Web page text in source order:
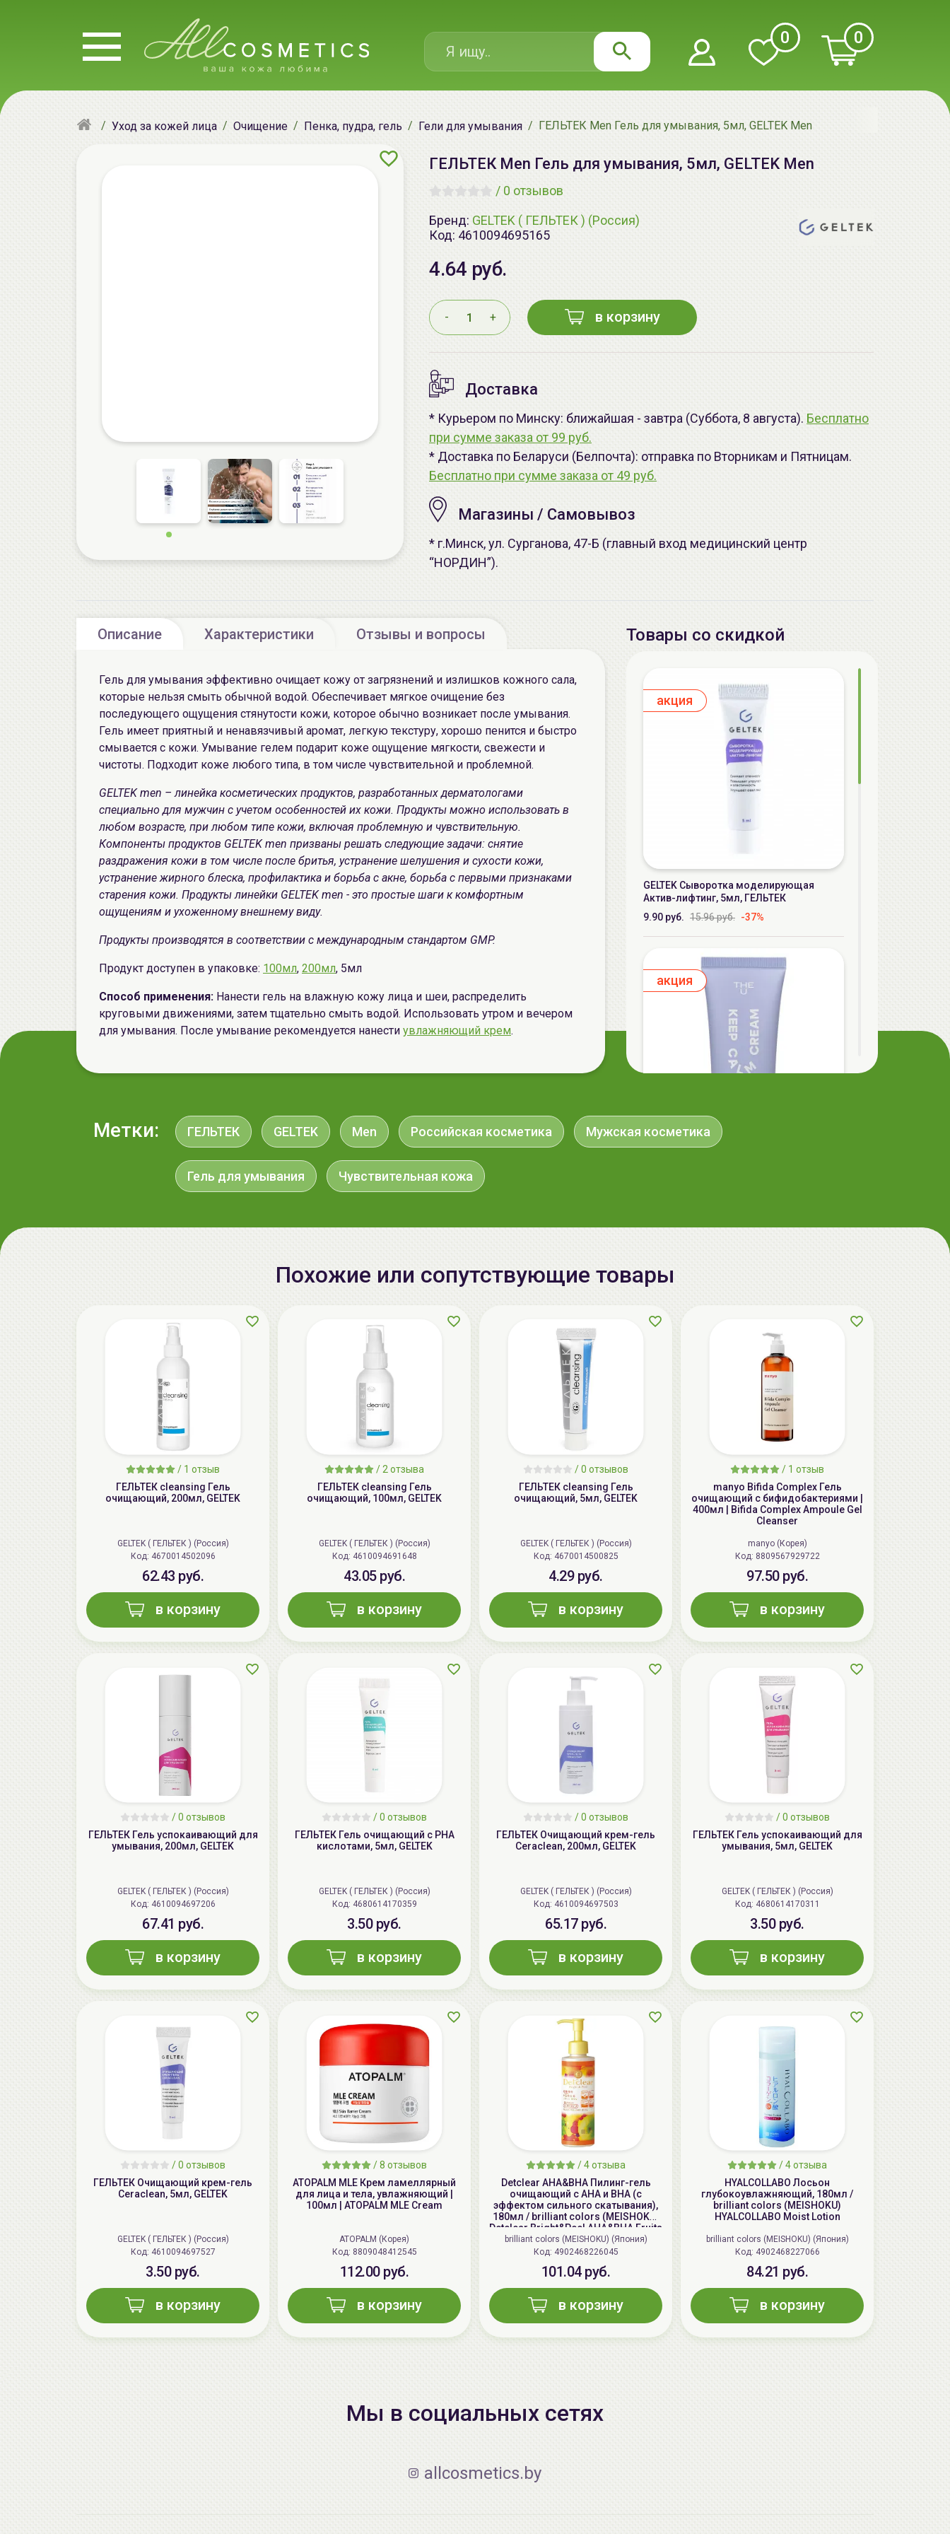
0 0
Уход за кожей лица Очищение Пенка, пудра, гель Гели для умывания ГЕЛЬТЕК Men Гель для умывания, 5мл, GELTEK Men
ГЕЛЬТЕК Men Гель для умывания, 5мл, GELTEK Men
/ 0 отзывов
Бренд: GELTEK ( ГЕЛЬТЕК ) (Россия)
Код: 4610094695165
4.64 руб.
- + в корзину
Доставка
* Курьером по Минску: ближайшая - завтра (Суббота, 8 августа). Бесплатно
при сумме заказа от 99 руб.
* Доставка по Беларуси (Белпочта): отправка по Вторникам и Пятницам.
Бесплатно при сумме заказа от 49 руб.
Магазины / Самовывоз
* г.Минск, ул. Сурганова, 47-Б (главный вход медицинский центр
“НОРДИН”).
Описание Характеристики Отзывы и вопросы
Гель для умывания эффективно очищает кожу от загрязнений и излишков кожного сала,
которые нельзя смыть обычной водой. Обеспечивает мягкое очищение без
последующего ощущения стянутости кожи, которое обычно возникает после умывания.
Гель имеет приятный и ненавязчивый аромат, легкую текстуру, хорошо пенится и быстро
смывается с кожи. Умывание гелем подарит коже ощущение мягкости, свежести и
чистоты. Подходит коже любого типа, в том числе чувствительной и проблемной.
GELTEK men – линейка косметических продуктов, разработанных дерматологами
специально для мужчин с учетом особенностей их кожи. Продукты можно использовать в
любом возрасте, при любом типе кожи, включая проблемную и чувствительную.
Компоненты продуктов GELTEK men призваны решать следующие задачи: снятие
раздражения кожи в том числе после бритья, устранение шелушения и сухости кожи,
устранение жирного блеска, профилактика и борьба с акне, борьба с первыми признаками
старения кожи. Продукты линейки GELTEK men - это простые шаги к комфортным
ощущениям и ухоженному внешнему виду.
Продукты производятся в соответствии с международным стандартом GMP.
Продукт доступен в упаковке: 100мл, 200мл, 5мл
Способ применения: Нанести гель на влажную кожу лица и шеи, распределить
круговыми движениями, затем тщательно смыть водой. Использовать утром и вечером
для умывания. После умывание рекомендуется нанести увлажняющий крем.
Товары со скидкой
aкция
GELTEK Сыворотка моделирующая
Актив-лифтинг, 5мл, ГЕЛЬТЕК
9.90 руб. 15.96 руб. -37%
aкция
ГЕЛЬТЕК cleansing Маска энзимная
пектиновая, 200г, GELTEK
124.98 руб. -52%
AiliCode Бальзам для волос
-26%
пилинг для лица, 50мл
Метки: ГЕЛЬТЕК GELTEK Men Российская косметика Мужская косметика
Гель для умывания Чувствительная кожа
Похожие или сопутствующие товары
/ 1 отзыв
ГЕЛЬТЕК cleansing Гель
очищающий, 200мл, GELTEK
GELTEK ( ГЕЛЬТЕК ) (Россия)
Код: 4670014502096
62.43 руб.
в корзину
/ 2 отзыва
ГЕЛЬТЕК cleansing Гель
очищающий, 100мл, GELTEK
GELTEK ( ГЕЛЬТЕК ) (Россия)
Код: 4610094691648
43.05 руб.
в корзину
/0 отзывов
ГЕЛЬТЕК cleansing Гель
очищающий, 5мл, GELTEK
GELTEK ( ГЕЛЬТЕК ) (Россия)
Код: 4670014500825
4.29 руб.
в корзину
/ 1 отзыв
manyo Bifida Complex Гель
очищающий с бифидобактериями |
400мл | Bifida Complex Ampoule Gel
Cleanser
manyo (Корея)
Код: 8809567929722
97.50 руб.
в корзину
/0 отзывов
ГЕЛЬТЕК Гель успокаивающий для
умывания, 200мл, GELTEK
GELTEK ( ГЕЛЬТЕК ) (Россия)
Код: 4610094697206
67.41 руб.
в корзину
/0 отзывов
ГЕЛЬТЕК Гель очищающий с PHA
кислотами, 5мл, GELTEK
GELTEK ( ГЕЛЬТЕК ) (Россия)
Код: 4680614170359
3.50 руб.
в корзину
/0 отзывов
ГЕЛЬТЕК Очищающий крем-гель
Ceraclean, 200мл, GELTEK
GELTEK ( ГЕЛЬТЕК ) (Россия)
Код: 4610094697503
65.17 руб.
в корзину
/0 отзывов
ГЕЛЬТЕК Гель успокаивающий для
умывания, 5мл, GELTEK
GELTEK ( ГЕЛЬТЕК ) (Россия)
Код: 4680614170311
3.50 руб.
в корзину
/0 отзывов
ГЕЛЬТЕК Очищающий крем-гель
Ceraclean, 5мл, GELTEK
GELTEK ( ГЕЛЬТЕК ) (Россия)
Код: 4610094697527
3.50 руб.
в корзину
/8 отзывов
ATOPALM MLE Крем ламеллярный
для лица и тела, увлажняющий |
100мл | ATOPALM MLE Cream
ATOPALM (Корея)
Код: 8809048412545
112.00 руб.
в корзину
/4 отзыва
Detclear AHA&BHA Пилинг-гель
очищающий с AHA и BHA (с
эффектом сильного скатывания),
180мл / brilliant colors (MEISHOKU)
Detclear Bright&Peel AHA&BHA Fruits
Peeling Jelly
brilliant colors (MEISHOKU) (Япония)
Код: 4902468226045
101.04 руб.
в корзину
/4 отзыва
HYALCOLLABO Лосьон
глубокоувлажняющий, 180мл /
brilliant colors (MEISHOKU)
HYALCOLLABO Moist Lotion
brilliant colors (MEISHOKU) (Япония)
Код: 4902468227066
84.21 руб.
в корзину
Мы в социальных сетях
allcosmetics.by